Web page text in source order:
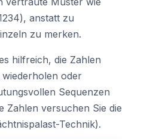
anstatt zu
zu merken.
hilfreich, die Zahlen
oder
Sequenzen
Zahlen versuchen Sie die
Technik).